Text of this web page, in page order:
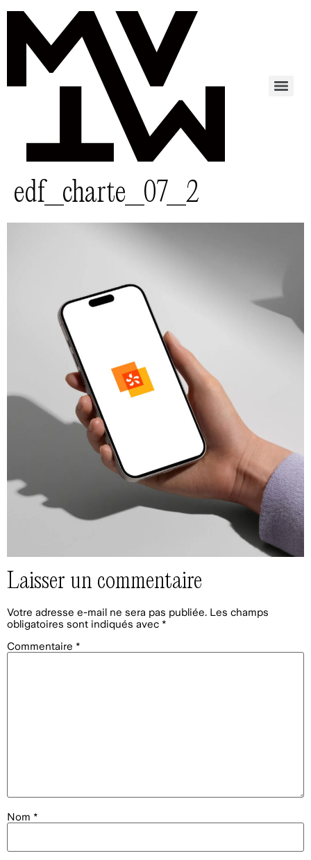
edf_charte_07_2
Laisser un commentaire
Votre adresse e-mail ne sera pas publiée. Les champs
obligatoires sont indiqués avec *
Commentaire *
Nom *